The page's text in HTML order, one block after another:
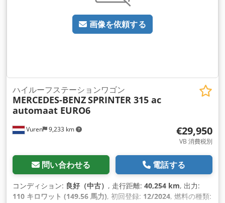
画像を依頼する
Vuren 9,233 km
ハイルーフステーションワゴン
MERCEDES-BENZSPRINTER 315 ac
automaat EURO6
€29,950
VB 消費税別
問い合わせる 電話する
コンディション: 良好（中古） , 走行距離: 40,254 km, 出力:
110 キロワット (149.56 馬力), 初回登録: 12/2024, 燃料の種類: